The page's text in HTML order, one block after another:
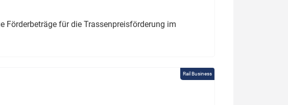
Förderbeträge für die Trassenpreisförderung im
Rail Business